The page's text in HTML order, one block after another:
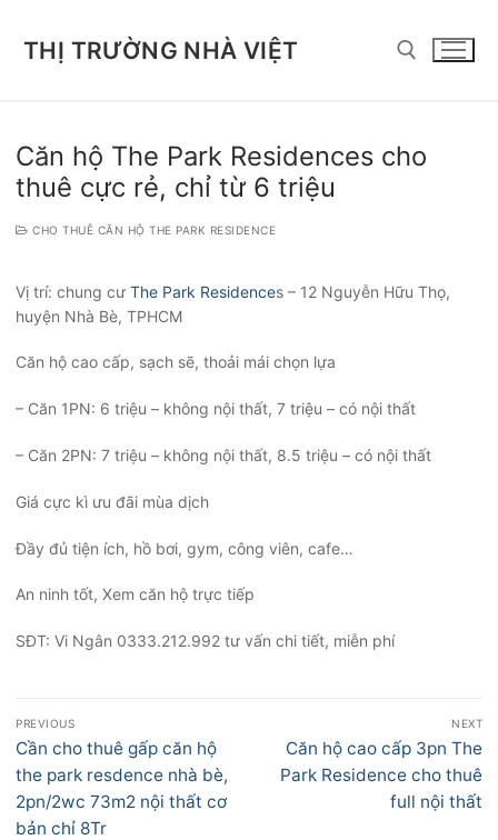
THỊ TRƯỜNG NHÀ VIỆT
Căn hộ The Park Residences cho
thuê cực rẻ, chỉ từ 6 triệu
CHO THUÊ CĂN HỘ THE PARK RESIDENCE
Vị trí: chung cư The Park Residences – 12 Nguyễn Hữu Thọ,
huyện Nhà Bè, TPHCM
Căn hộ cao cấp, sạch sẽ, thoải mái chọn lựa
– Căn 1PN: 6 triệu – không nội thất, 7 triệu – có nội thất
– Căn 2PN: 7 triệu – không nội thất, 8.5 triệu – có nội thất
Giá cực kì ưu đãi mùa dịch
Đầy đủ tiện ích, hồ bơi, gym, công viên, cafe…
An ninh tốt, Xem căn hộ trực tiếp
SĐT: Vi Ngân 0333.212.992 tư vấn chi tiết, miễn phí
Điều
hướng
bài
viết
PREVIOUS
Previous
post:
Cần cho thuê gấp căn hộ
the park resdence nhà bè,
2pn/2wc 73m2 nội thất cơ
bản chỉ 8Tr
NEXT
Next
post:
Căn hộ cao cấp 3pn The
Park Residence cho thuê
full nội thất